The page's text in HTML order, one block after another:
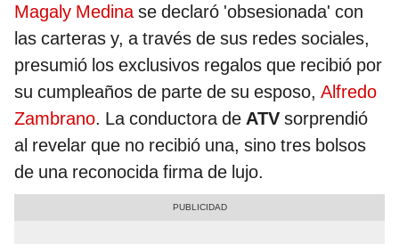
Magaly Medinase declaró 'obsesionada' con
las carteras y, a través de sus redes sociales,
presumió los exclusivos regalos que recibió por
su cumpleaños de parte de su esposo, Alfredo
Zambrano. La conductora de ATV sorprendió
al revelar que no recibió una, sino tres bolsos
de una reconocida firma de lujo.